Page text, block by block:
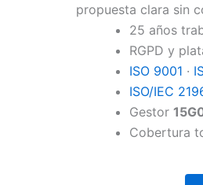
propuesta clara sin
25 años
RGPD y
ISO 9001 ·
ISO/IEC
Gestor
Cobertura